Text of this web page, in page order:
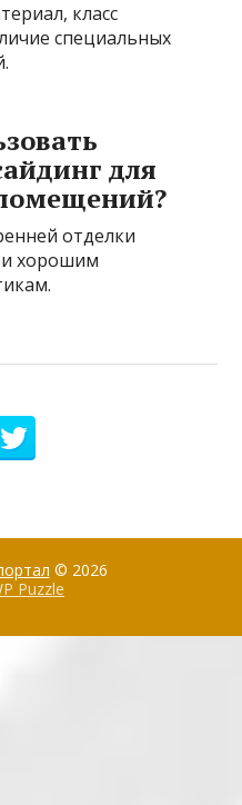
класс
специальных
для
отделки
и хорошим
© 2026
Puzzle